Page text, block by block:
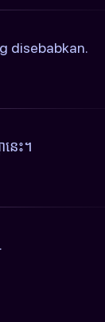
disebabkan.
េះ។